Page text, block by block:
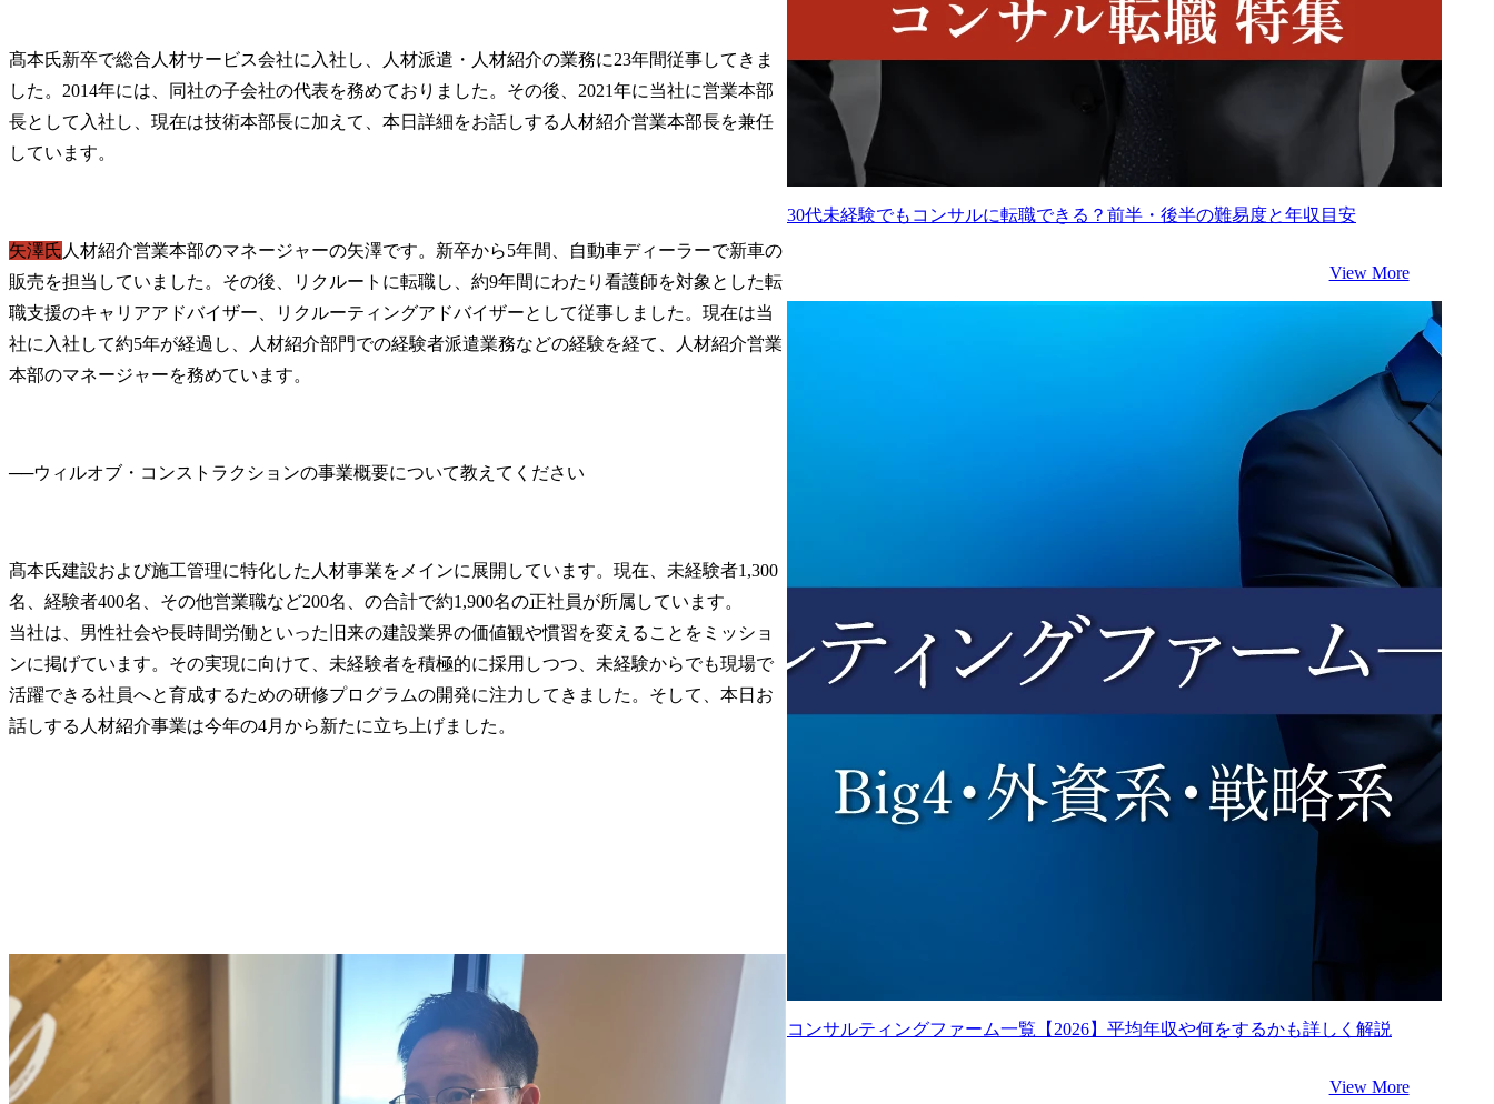
髙本氏新卒で総合人材サービス会社に入社し、人材派遣・人材紹介の業務に23年間従事してきま
した。2014年には、同社の子会社の代表を務めておりました。その後、2021年に当社に営業本部
長として入社し、現在は技術本部長に加えて、本日詳細をお話しする人材紹介営業本部長を兼任
しています。
矢澤氏 人材紹介営業本部のマネージャーの矢澤です。新卒から5年間、自動車ディーラーで新車の
販売を担当していました。その後、リクルートに転職し、約9年間にわたり看護師を対象とした転
職支援のキャリアアドバイザー、リクルーティングアドバイザーとして従事しました。現在は当
社に入社して約5年が経過し、人材紹介部門での経験者派遣業務などの経験を経て、人材紹介営業
本部のマネージャーを務めています。
──
髙本氏建設および施工管理に特化した人材事業をメインに展開しています。現在、未経験者1,300
名、経験者400名、その他営業職など200名、の合計で約1,900名の正社員が所属しています。
当社は、男性社会や長時間労働といった旧来の建設業界の価値観や慣習を変えることをミッショ
ンに掲げています。その実現に向けて、未経験者を積極的に採用しつつ、未経験からでも現場で
活躍できる社員へと育成するための研修プログラムの開発に注力してきました。そして、本日お
話しする人材紹介事業は今年の4月から新たに立ち上げました。
30代未経験でもコンサルに転職できる？前半・後半の難易度と年収目安
View More
コンサルティングファーム一覧【2026】平均年収や何をするかも詳しく解説
View More